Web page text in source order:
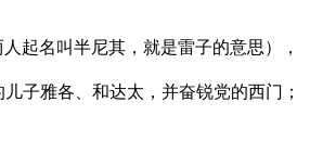
起名叫半尼其，就是雷子的意思），
子雅各、和达太，并奋锐党的西门；